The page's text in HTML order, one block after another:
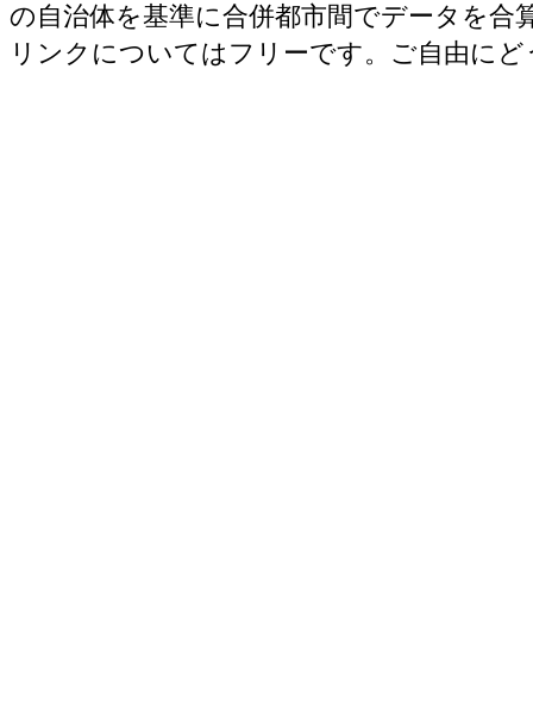
の自治体を基準に合併都市間でデータを合
リンクについてはフリーです。ご自由にど